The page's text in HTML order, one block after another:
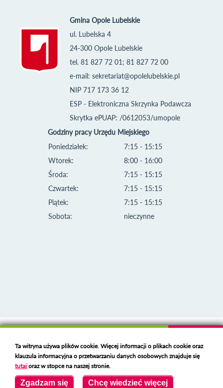
Gmina Opole Lubelskie
ul. Lubelska 4
24-300 Opole Lubelskie
tel. 81 827 72 01; 81 827 72 00
e-mail: sekretariat@opolelubelskie.pl
NIP 717 173 36 12
ESP - Elektroniczna Skrzynka Podawcza
Skrytka ePUAP: /0612053/umopole
Godziny pracy Urzędu Miejskiego
Poniedziałek:
Wtorek:
Środa:
Czwartek:
Piątek:
Sobota:
7:15 - 15:15
8:00 - 16:00
7:15 - 15:15
7:15 - 15:15
7:15 - 15:15
nieczynne
Deklaracja dostępności
Polski serwer RBLhttps://polspam.pl/
Copyright 2023 Urząd Miejski w Opolu Lubelskim
Created byVOBACOM Odnośnik otworzy się w nowym oknie
Ta witryna używa plików cookie. Więcej informacji o plikach cookie oraz
klauzula informacyjna o przetwarzaniu danych osobowych znajduje się
tutajoraz w stopce na naszej stronie.
Zgadzam się Chcę wiedzieć więcej